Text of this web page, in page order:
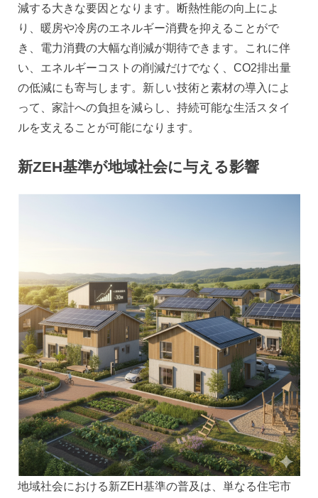
減する大きな要因となります。断熱性能の向上によ
り、暖房や冷房のエネルギー消費を抑えることがで
き、電力消費の大幅な削減が期待できます。これに伴
い、エネルギーコストの削減だけでなく、CO2排出量
の低減にも寄与します。新しい技術と素材の導入によ
って、家計への負担を減らし、持続可能な生活スタイ
ルを支えることが可能になります。
新ZEH基準が地域社会に与える影響
地域社会における新ZEH基準の普及は、単なる住宅市